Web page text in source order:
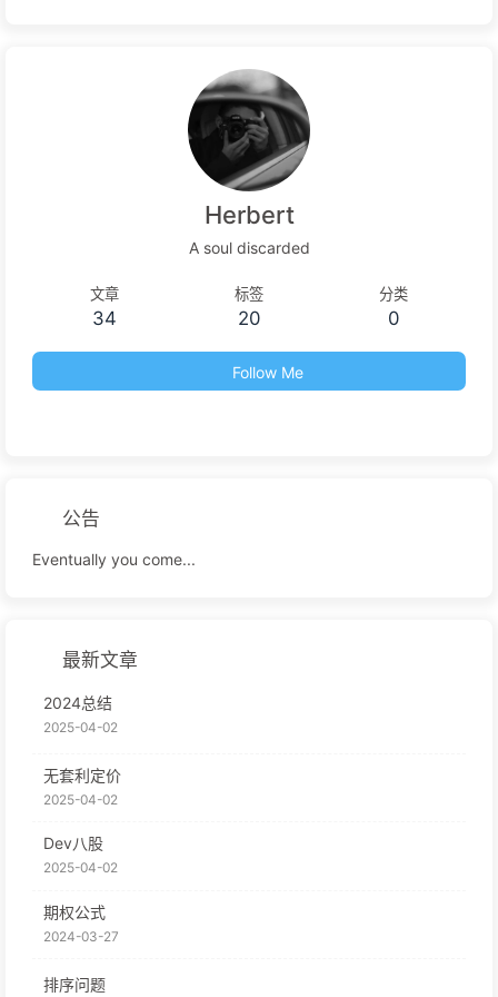
Herbert
A soul discarded
文章
34
标签
20
分类
0
Follow Me
公告
Eventually you come...
最新文章
2024总结
2025-04-02
无套利定价
2025-04-02
Dev八股
2025-04-02
期权公式
2024-03-27
排序问题